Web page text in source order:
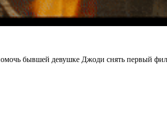
бывшей девушке Джоди снять первый